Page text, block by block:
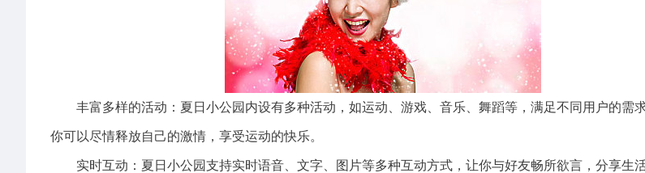
丰富多样的活动：夏日小公园内设有多种活动，如运动、游戏、音乐、舞蹈等，满足不同用户的需求
你可以尽情释放自己的激情，享受运动的快乐。
实时互动：夏日小公园支持实时语音、文字、图片等多种互动方式，让你与好友畅所欲言，分享生活